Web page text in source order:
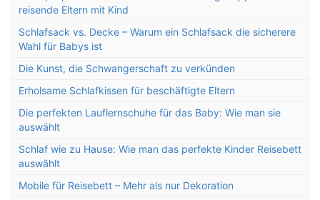
reisende Eltern mit Kind
Schlafsack vs. Decke – Warum ein Schlafsack die sicherere
Wahl für Babys ist
Die Kunst, die Schwangerschaft zu verkünden
Erholsame Schlafkissen für beschäftigte Eltern
Die perfekten Lauflernschuhe für das Baby: Wie man sie
auswählt
Schlaf wie zu Hause: Wie man das perfekte Kinder Reisebett
auswählt
Mobile für Reisebett – Mehr als nur Dekoration